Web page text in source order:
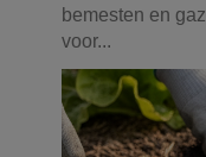
bemesten en
voor...